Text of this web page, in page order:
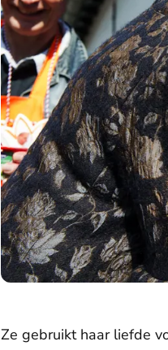
Ze gebruikt haar liefde